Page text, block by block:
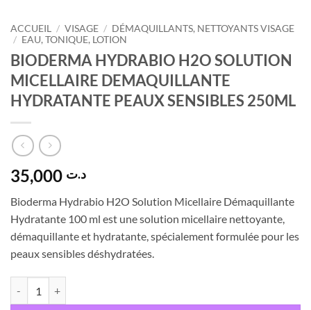
ACCUEIL / VISAGE / DÉMAQUILLANTS, NETTOYANTS VISAGE
/ EAU, TONIQUE, LOTION
BIODERMA HYDRABIO H2O SOLUTION
MICELLAIRE DEMAQUILLANTE
HYDRATANTE PEAUX SENSIBLES 250ML
د.ت
Bioderma Hydrabio H2O Solution Micellaire Démaquillante
Hydratante 100 ml est une solution micellaire nettoyante,
démaquillante et hydratante, spécialement formulée pour les
peaux sensibles déshydratées.